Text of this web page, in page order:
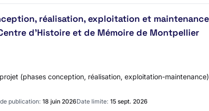
réalisation, exploitation et
d'Histoire et de Mémoire de Montpellier
(phases conception, réalisation, exploitation-
publication: 18 juin 2026Date limite: 15 sept. 2026